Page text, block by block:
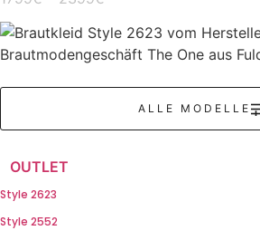
ALLE MODELLE
OUTLET
Style 2623
Style 2552